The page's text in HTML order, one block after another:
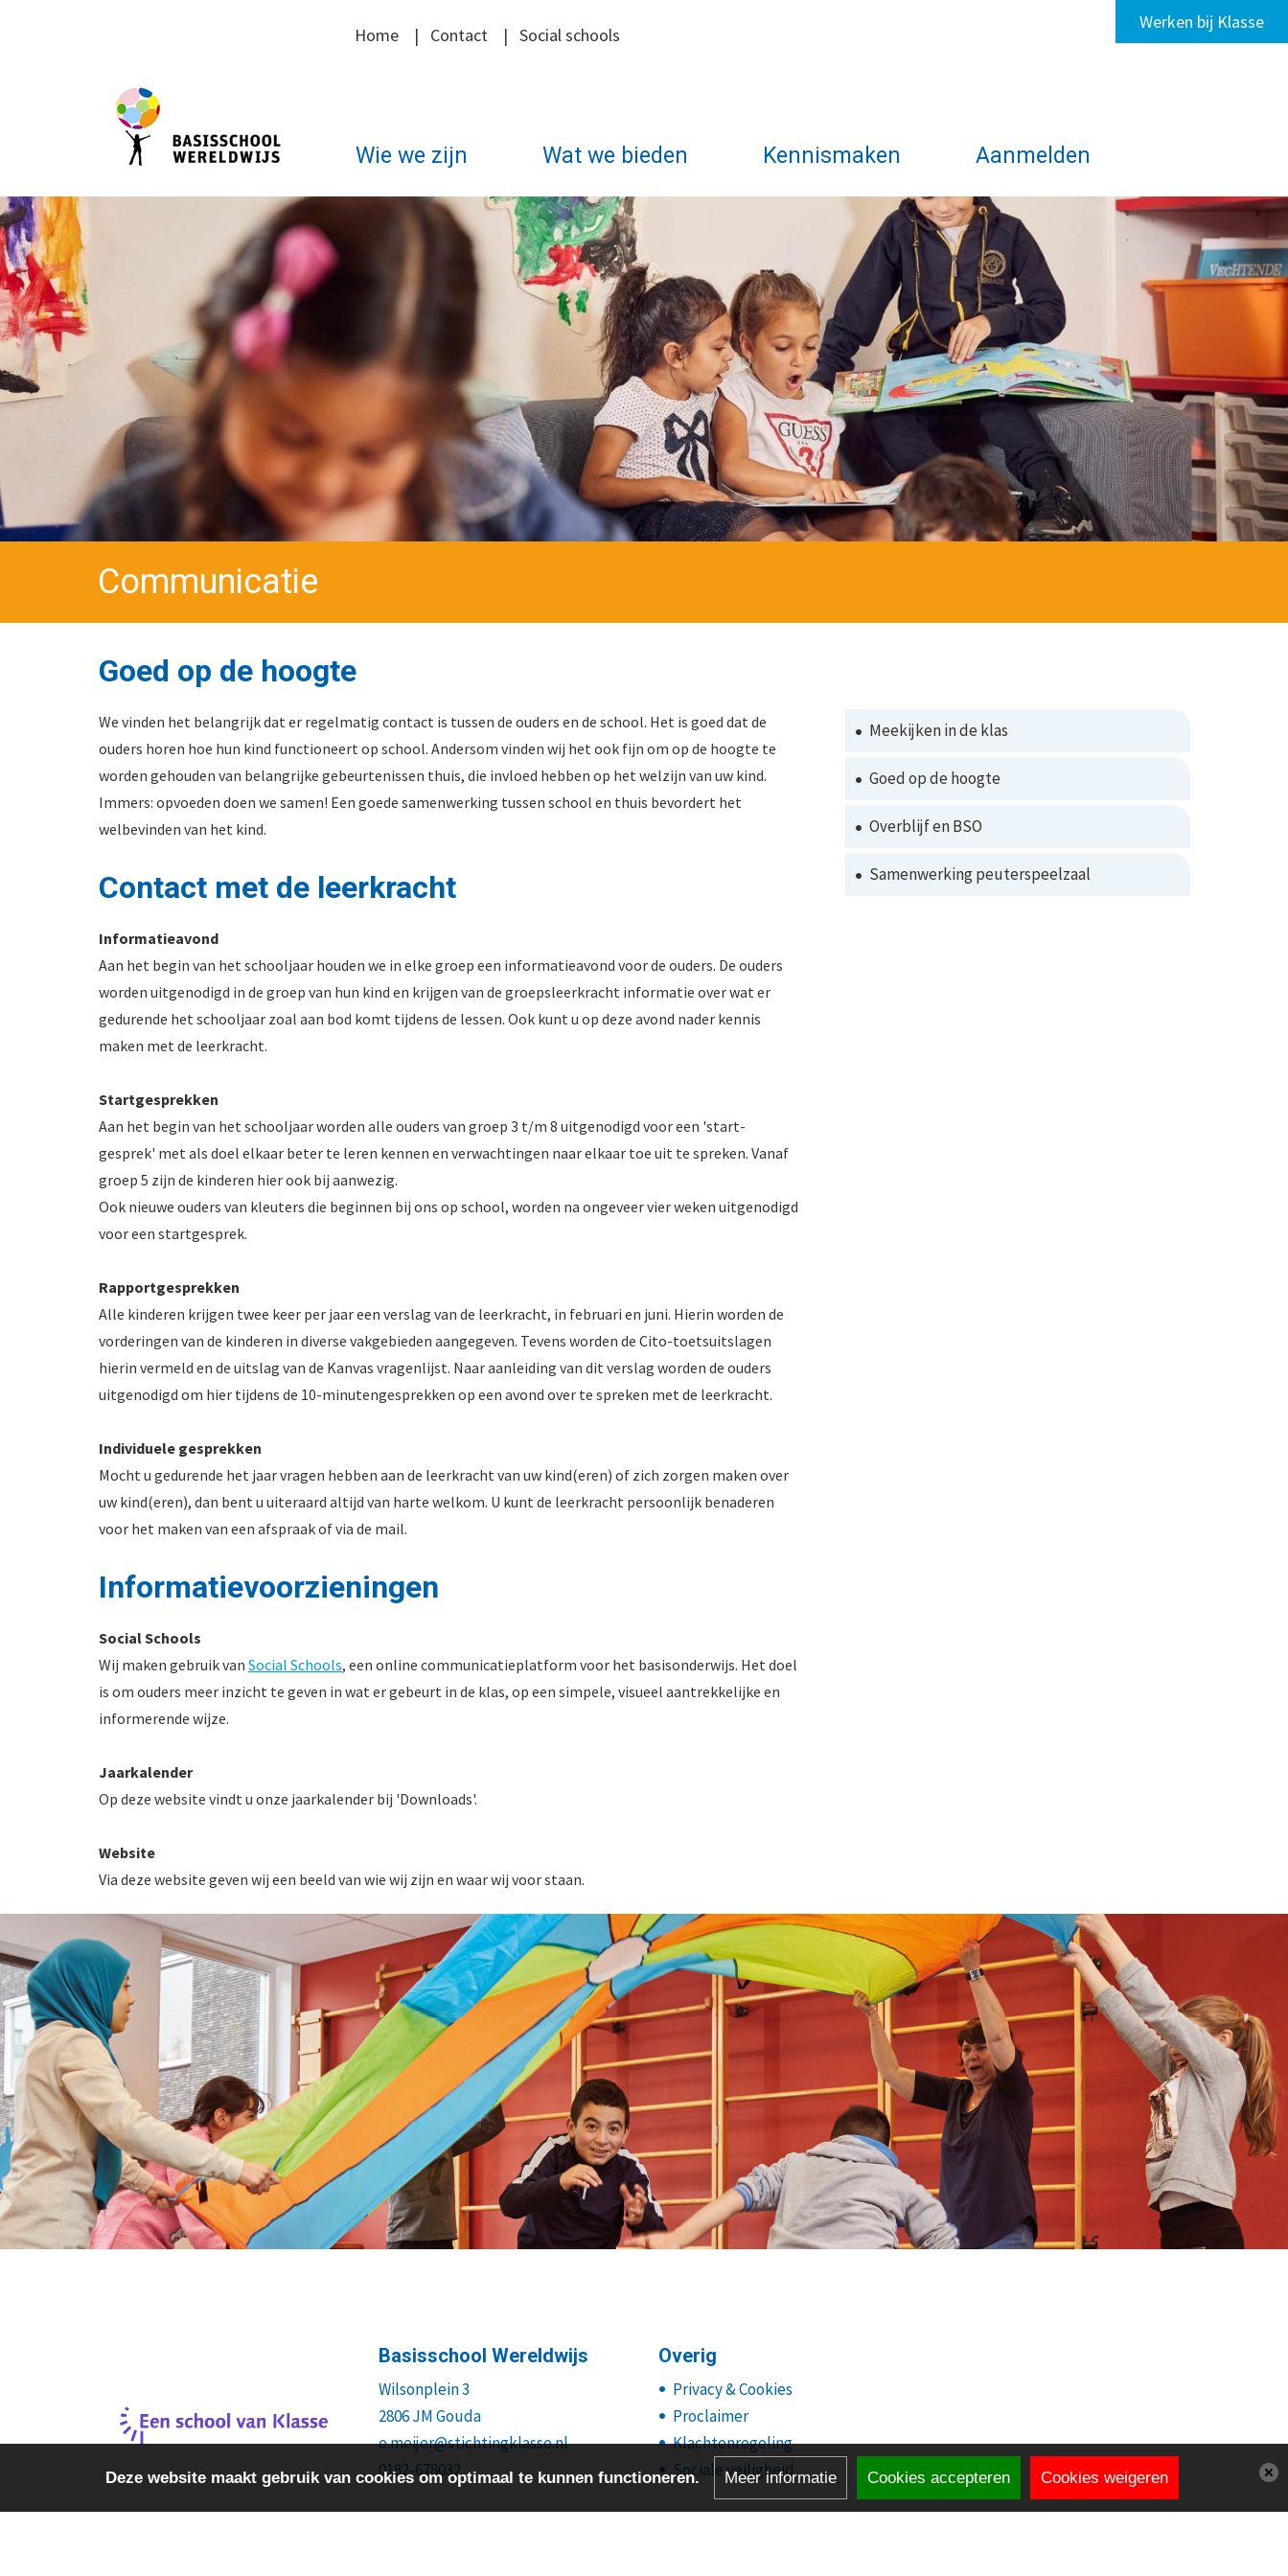
Werken bij Klasse
Home | Contact | Social schools
Wie we zijn Wat we bieden Kennismaken Aanmelden
Communicatie
Goed op de hoogte
We vinden het belangrijk dat er regelmatig contact is tussen de ouders en de school. Het is goed dat de
ouders horen hoe hun kind functioneert op school. Andersom vinden wij het ook fijn om op de hoogte te
worden gehouden van belangrijke gebeurtenissen thuis, die invloed hebben op het welzijn van uw kind.
Immers: opvoeden doen we samen! Een goede samenwerking tussen school en thuis bevordert het
welbevinden van het kind.
Contact met de leerkracht
Informatieavond
Aan het begin van het schooljaar houden we in elke groep een informatieavond voor de ouders. De ouders
worden uitgenodigd in de groep van hun kind en krijgen van de groepsleerkracht informatie over wat er
gedurende het schooljaar zoal aan bod komt tijdens de lessen. Ook kunt u op deze avond nader kennis
maken met de leerkracht.
Startgesprekken
Aan het begin van het schooljaar worden alle ouders van groep 3 t/m 8 uitgenodigd voor een 'start-
gesprek' met als doel elkaar beter te leren kennen en verwachtingen naar elkaar toe uit te spreken. Vanaf
groep 5 zijn de kinderen hier ook bij aanwezig.
Ook nieuwe ouders van kleuters die beginnen bij ons op school, worden na ongeveer vier weken uitgenodigd
voor een startgesprek.
Rapportgesprekken
Alle kinderen krijgen twee keer per jaar een verslag van de leerkracht, in februari en juni. Hierin worden de
vorderingen van de kinderen in diverse vakgebieden aangegeven. Tevens worden de Cito-toetsuitslagen
hierin vermeld en de uitslag van de Kanvas vragenlijst. Naar aanleiding van dit verslag worden de ouders
uitgenodigd om hier tijdens de 10-minutengesprekken op een avond over te spreken met de leerkracht.
Individuele gesprekken
Mocht u gedurende het jaar vragen hebben aan de leerkracht van uw kind(eren) of zich zorgen maken over
uw kind(eren), dan bent u uiteraard altijd van harte welkom. U kunt de leerkracht persoonlijk benaderen
voor het maken van een afspraak of via de mail.
Informatievoorzieningen
Social Schools
Wij maken gebruik van Social Schools, een online communicatieplatform voor het basisonderwijs. Het doel
is om ouders meer inzicht te geven in wat er gebeurt in de klas, op een simpele, visueel aantrekkelijke en
informerende wijze.
Jaarkalender
Op deze website vindt u onze jaarkalender bij 'Downloads'.
Website
Via deze website geven wij een beeld van wie wij zijn en waar wij voor staan.
Meekijken in de klas
Goed op de hoogte
Overblijf en BSO
Samenwerking peuterspeelzaal
Basisschool Wereldwijs
Wilsonplein 3
2806 JM Gouda
e.meijer@stichtingklasse.nl
0182-678032
Overig
Privacy & Cookies
Proclaimer
Klachtenregeling
Sociale veiligheid
Deze website maakt gebruik van cookies om optimaal te kunnen functioneren. Meer informatie Cookies accepteren Cookies weigeren